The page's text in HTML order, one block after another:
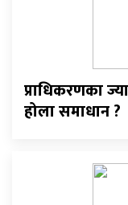
प्राधिकरणका
होला समाधान ?